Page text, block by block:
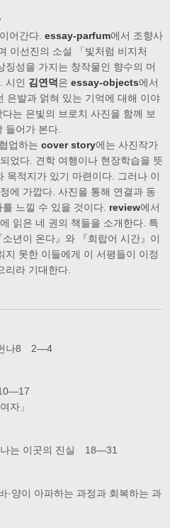
어간다. essay-parfum에서 조향사
이선진의 소설 「빛처럼 비지처
징성을 가지는 창작물인 향수의 머
시인 김연덕은 essay-objects에서
은발과 얽혀 있는 기억에 대해 이야
는 은빛의 브로치 사진을 함께 보
들어가 본다.
업하는 cover story에는 사진작가
었다. 견학 여행이나 현장학습을 뜻
목적지가 있기 마련이다. 그러나 이
에 가깝다. 사진을 통해 연결과 동
느낄 수 있을 것이다. review에서
읽은 네 권의 책들을 소개한다. 특
년이 온다』와 『희랍어 시간』이
지 못한 이들에게 이 서평들이 이정
리라 기대한다.
헌나8 2―4
」
나는 이곳의 진실 18―31
·양이 아파하는 과정과 회복하는 과